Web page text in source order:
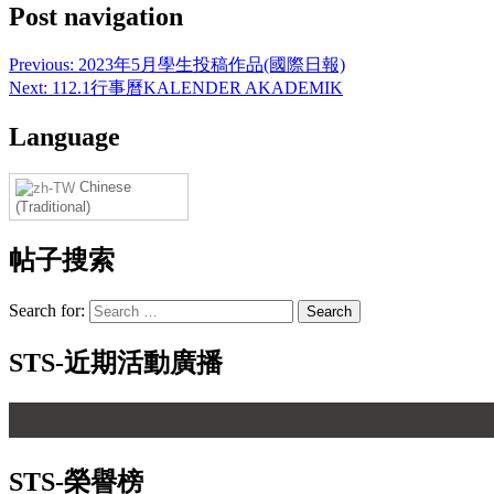
Post navigation
Previous: 2023年5月學生投稿作品(國際日報)
Next: 112.1行事曆KALENDER AKADEMIK
Language
Chinese
(Traditional)
帖子搜索
Search for:
STS-近期活動廣播
STS-榮譽榜